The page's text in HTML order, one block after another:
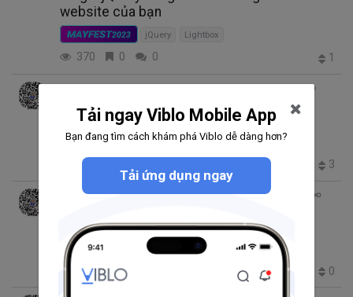
website của bạn
MAYFEST2023 jQuery Lightbox
370 0 0 1
Hướng dẫn sử dụng jQuery Lightbox cho
trang web của bạn
1.6K 3
Hoàng Quang thg 5 27, 2022 12:37 SA 1 phút đọc
jCarousel
MayFest2022 Reconnection Cơ bản Javascript jQuery
195 0 0
Tải ngay Viblo Mobile App
Bạn đang tìm cách khám phá Viblo dễ dàng hơn?
Tải ứng dụng ngay